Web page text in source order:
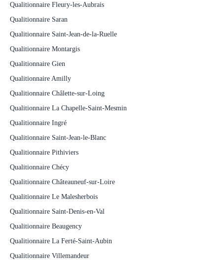
Qualitionnaire Fleury-les-Aubrais
Qualitionnaire Saran
Qualitionnaire Saint-Jean-de-la-Ruelle
Qualitionnaire Montargis
Qualitionnaire Gien
Qualitionnaire Amilly
Qualitionnaire Châlette-sur-Loing
Qualitionnaire La Chapelle-Saint-Mesmin
Qualitionnaire Ingré
Qualitionnaire Saint-Jean-le-Blanc
Qualitionnaire Pithiviers
Qualitionnaire Chécy
Qualitionnaire Châteauneuf-sur-Loire
Qualitionnaire Le Malesherbois
Qualitionnaire Saint-Denis-en-Val
Qualitionnaire Beaugency
Qualitionnaire La Ferté-Saint-Aubin
Qualitionnaire Villemandeur